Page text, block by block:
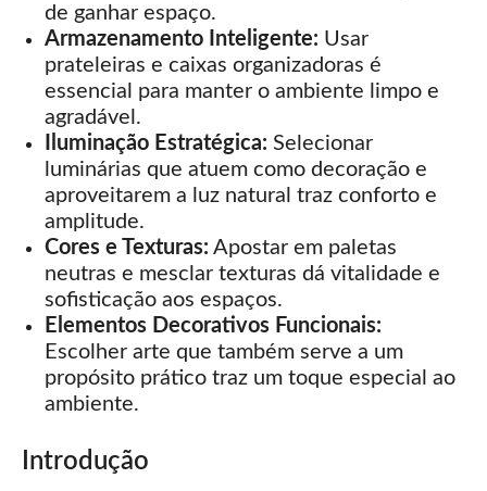
de ganhar espaço.
Armazenamento Inteligente: Usar
prateleiras e caixas organizadoras é
essencial para manter o ambiente limpo e
agradável.
Iluminação Estratégica: Selecionar
luminárias que atuem como decoração e
aproveitarem a luz natural traz conforto e
amplitude.
Cores e Texturas: Apostar em paletas
neutras e mesclar texturas dá vitalidade e
sofisticação aos espaços.
Elementos Decorativos Funcionais:
Escolher arte que também serve a um
propósito prático traz um toque especial ao
ambiente.
Introdução